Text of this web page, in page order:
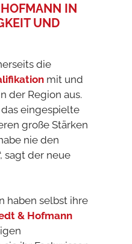
IN
UND
die
mit und
der Region aus.
eingespielte
große Stärken
nie den
sagt der neue
haben selbst ihre
& Hofmann